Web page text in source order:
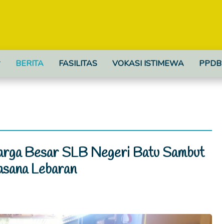
BERITA FASILITAS VOKASI ISTIMEWA PPDB
Besar SLB Negeri Batu Sambut
Lebaran